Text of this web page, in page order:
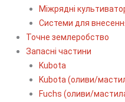
Міжрядні
Системи для
Точне землеробство
Запасні частини
Kubota
Kubota (оливи/
Fuchs (оливи/